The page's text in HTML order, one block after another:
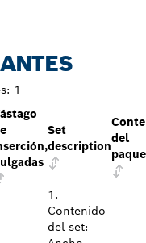
1
Set
description
del
1.
Contenido
del set: